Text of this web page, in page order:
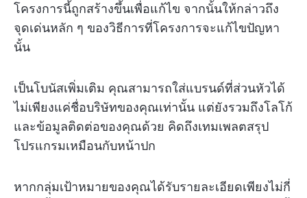
โครงการนี้ถูกสร้างขึ้นเพื่อแก้ไข จากนั้นให้กล่าวถึง
จุดเด่นหลัก ๆ ของวิธีการที่โครงการจะแก้ไขปัญหา
นั้น
เป็นโบนัสเพิ่มเติม คุณสามารถใส่แบรนด์ที่ส่วนหัวได้
ไม่เพียงแค่ชื่อบริษัทของคุณเท่านั้น แต่ยังรวมถึงโลโก้
และข้อมูลติดต่อของคุณด้วย คิดถึงเทมเพลตสรุป
โปรแกรมเหมือนกับหน้าปก
หากกลุ่มเป้าหมายของคุณได้รับรายละเอียดเพียงไม่กี่